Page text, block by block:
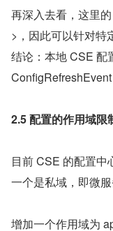
再深入去看，这里
>，因此可以针对特
结论：本地 CSE 配
2.5 配置的作用域限
目前 CSE 的配置中
一个是私域，即微
增加一个作用域为